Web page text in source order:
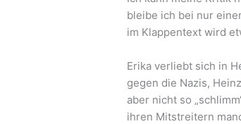
bleibe ich bei nur
im Klappentext wird
Erika verliebt sich in
gegen die Nazis,
aber nicht so
ihren Mitstreitern